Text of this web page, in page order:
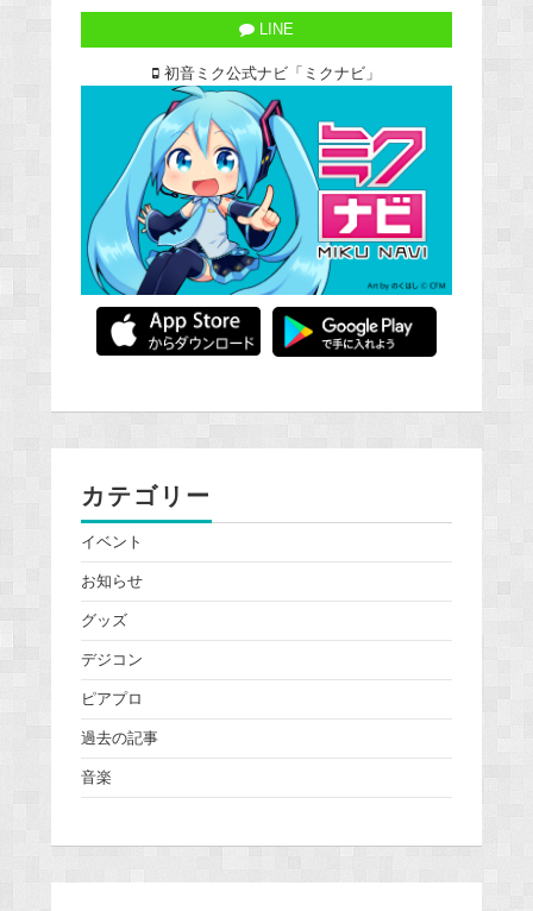
LINE
初音ミク公式ナビ「ミクナビ」
カテゴリー
イベント
お知らせ
グッズ
デジコン
ピアプロ
過去の記事
音楽